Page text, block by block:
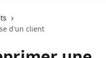
d'un client